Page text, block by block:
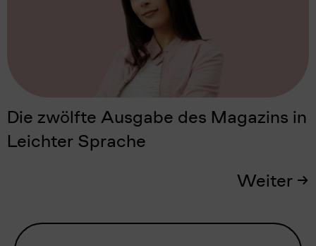
Die zwölfte Ausgabe des Magazins in
Leichter Sprache
Weiter →